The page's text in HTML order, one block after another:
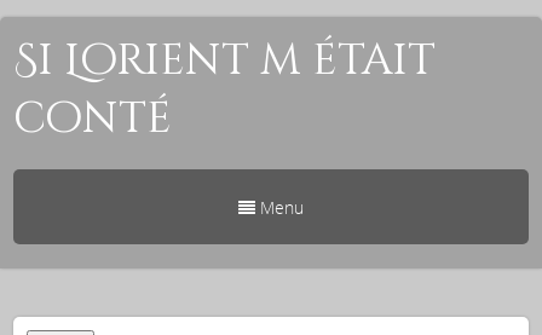
Si Lorient m était
conté
Menu